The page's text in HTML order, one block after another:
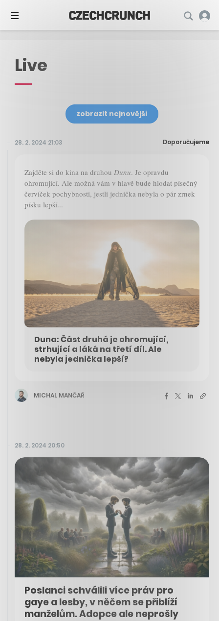
Live
zobrazit nejnovější
28. 2. 2024 21:03 Doporučujeme
Zajděte si do kina na druhou Dunu. Je opravdu
ohromující. Ale možná vám v hlavě bude hlodat písečný
červíček pochybnosti, jestli jednička nebyla o pár zrnek
písku lepší...
Duna: Část druhá je ohromující,
strhující a láká na třetí díl. Ale
nebyla jednička lepší?
MICHAL MANČAŘ
28. 2. 2024 20:50
Poslanci schválili více práv pro
gaye a lesby, v něčem se přiblíží
manželům. Adopce ale neprošly